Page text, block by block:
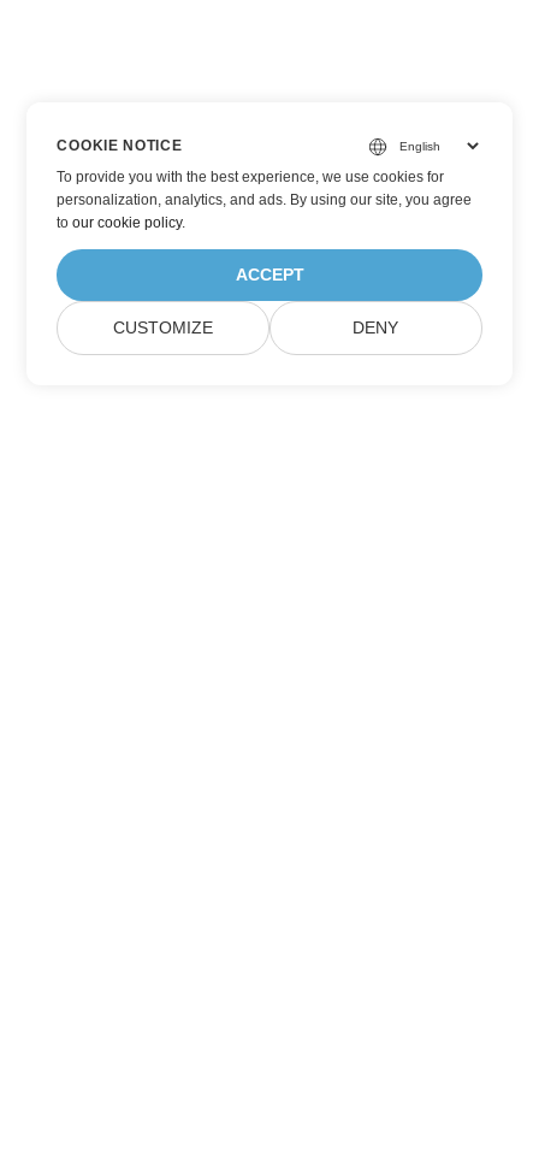
COOKIE NOTICE
To provide you with the best experience, we use cookies for
personalization, analytics, and ads. By using our site, you agree
toour cookie policy.
ACCEPT
CUSTOMIZE DENY